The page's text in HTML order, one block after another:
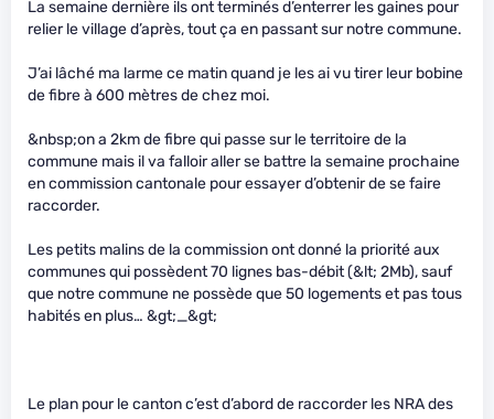
La semaine dernière ils ont terminés d’enterrer les gaines pour
relier le village d’après, tout ça en passant sur notre commune.
J’ai lâché ma larme ce matin quand je les ai vu tirer leur bobine
de fibre à 600 mètres de chez moi.
&nbsp;on a 2km de fibre qui passe sur le territoire de la
commune mais il va falloir aller se battre la semaine prochaine
en commission cantonale pour essayer d’obtenir de se faire
raccorder.
Les petits malins de la commission ont donné la priorité aux
communes qui possèdent 70 lignes bas-débit (&lt; 2Mb), sauf
que notre commune ne possède que 50 logements et pas tous
habités en plus… &gt;_&gt;
Le plan pour le canton c’est d’abord de raccorder les NRA des